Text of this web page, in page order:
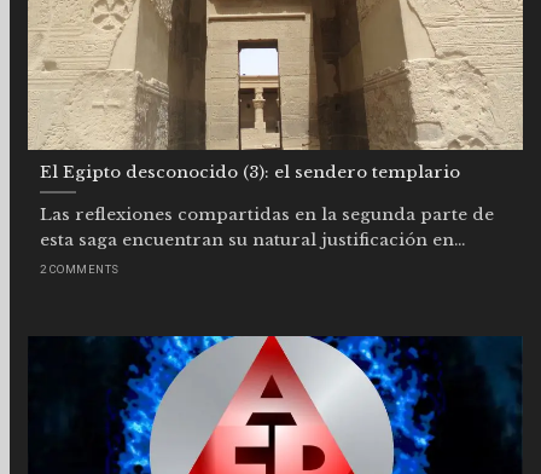
El Egipto desconocido (3): el sendero templario
Las reflexiones compartidas en la segunda parte de
esta saga encuentran su natural justificación en...
2 COMMENTS